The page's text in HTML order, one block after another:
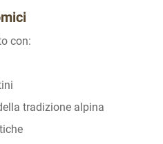
con:
tradizione alpina